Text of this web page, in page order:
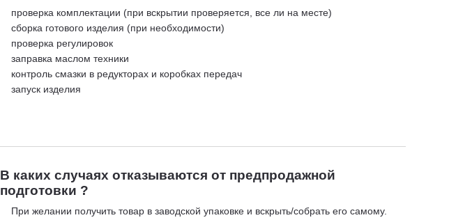
проверка комплектации (при вскрытии проверяется, все ли на месте)
сборка готового изделия (при необходимости)
проверка регулировок
заправка маслом техники
контроль смазки в редукторах и коробках передач
запуск изделия
В каких случаях отказываются от предпродажной
подготовки ?
При желании получить товар в заводской упаковке и вскрыть/собрать его самому.